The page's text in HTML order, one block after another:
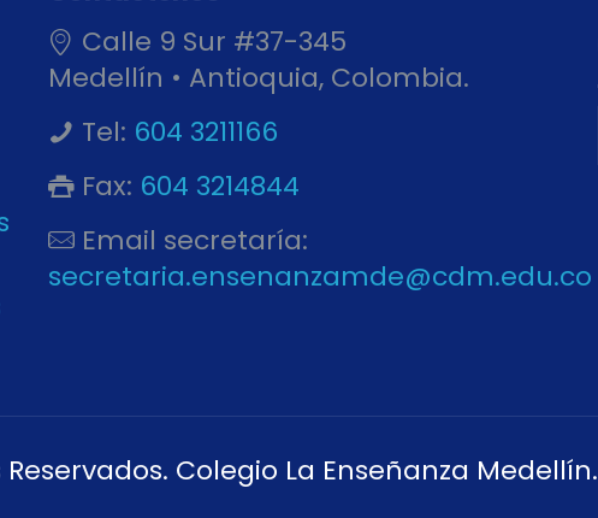
Calle 9 Sur #37-345
Medellín • Antioquia, Colombia.
Tel: 604 3211166
Fax: 604 3214844
Email secretaría:
secretaria.ensenanzamde@cdm.edu.co
Colegio La Enseñanza Medellín.